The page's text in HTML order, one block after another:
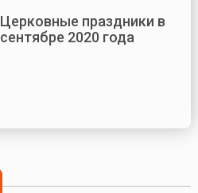
Церковные праздники в
сентябре 2020 года